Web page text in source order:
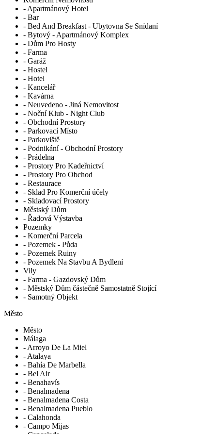
- Apartmánový Hotel
- Bar
- Bed And Breakfast - Ubytovna Se Snídaní
- Bytový - Apartmánový Komplex
- Dům Pro Hosty
- Farma
- Garáž
- Hostel
- Hotel
- Kancelář
- Kavárna
- Neuvedeno - Jiná Nemovitost
- Noční Klub - Night Club
- Obchodní Prostory
- Parkovací Místo
- Parkoviště
- Podnikání - Obchodní Prostory
- Prádelna
- Prostory Pro Kadeřnictví
- Prostory Pro Obchod
- Restaurace
- Sklad Pro Komerční účely
- Skladovací Prostory
Městský Dům
- Řadová Výstavba
Pozemky
- Komerční Parcela
- Pozemek - Půda
- Pozemek Ruiny
- Pozemek Na Stavbu A Bydlení
Vily
- Farma - Gazdovský Dům
- Městský Dům částečně Samostatně Stojící
- Samotný Objekt
Město
Město
Málaga
- Arroyo De La Miel
- Atalaya
- Bahía De Marbella
- Bel Air
- Benahavís
- Benalmadena
- Benalmadena Costa
- Benalmadena Pueblo
- Calahonda
- Campo Mijas